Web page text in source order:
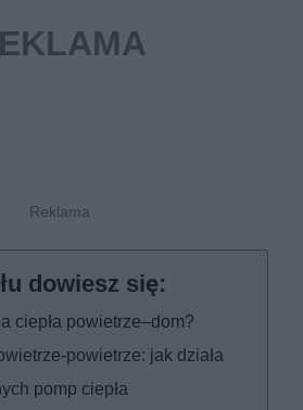
ciepła powietrze–dom?
powietrze: jak działa
pomp ciepła